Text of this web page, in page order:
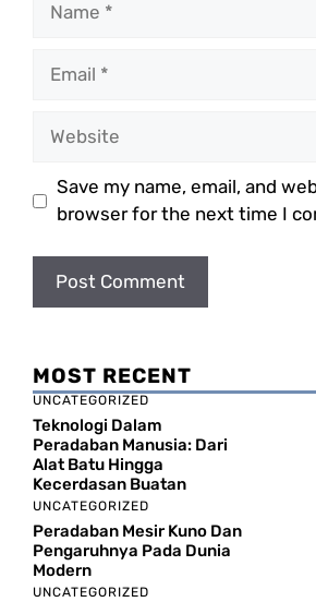
Save my name, email, and
browser for the next time I
MOST RECENT
UNCATEGORIZED
Teknologi Dalam
Peradaban Manusia: Dari
Alat Batu Hingga
Kecerdasan Buatan
UNCATEGORIZED
Peradaban Mesir Kuno Dan
Pengaruhnya Pada Dunia
Modern
UNCATEGORIZED